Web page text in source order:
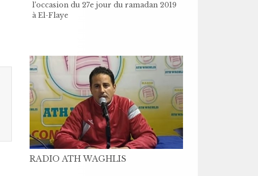
l'occasion du 27e jour du ramadan 2019
à El-Flaye
RADIO ATH WAGHLIS